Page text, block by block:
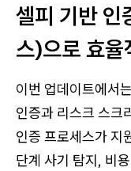
셀피 기반
스)으로 효율
이번 업데이트에서
인증과 리스크 스
인증 프로세스가 지
단계 사기 탐지, 비